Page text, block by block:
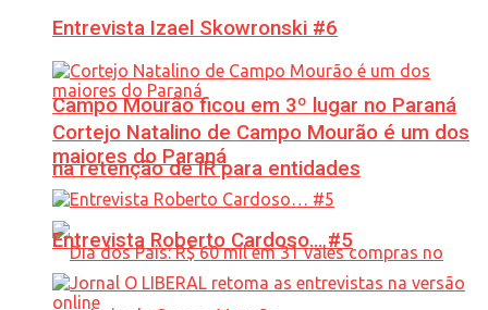
Campo Mourão ficou em 3º lugar no Paraná
na retenção de IR para entidades
Entrevista Izael Skowronski #6
Cortejo Natalino de Campo Mourão é um dos
maiores do Paraná
Entrevista Roberto Cardoso… #5